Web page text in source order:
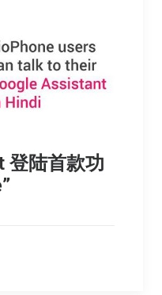
登陆首款功